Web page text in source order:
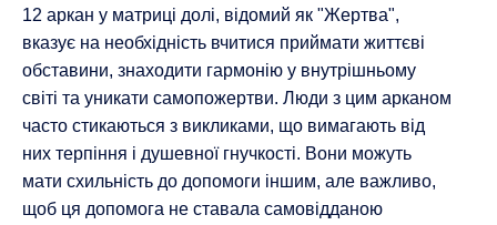
12 аркан у матриці долі, відомий як "Жертва",
вказує на необхідність вчитися приймати життєві
обставини, знаходити гармонію у внутрішньому
світі та уникати самопожертви. Люди з цим арканом
часто стикаються з викликами, що вимагають від
них терпіння і душевної гнучкості. Вони можуть
мати схильність до допомоги іншим, але важливо,
щоб ця допомога не ставала самовідданою